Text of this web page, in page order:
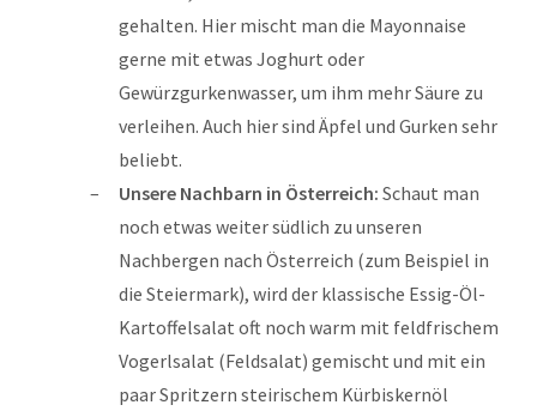
gehalten. Hier mischt man die Mayonnaise
gerne mit etwas Joghurt oder
Gewürzgurkenwasser, um ihm mehr Säure zu
verleihen. Auch hier sind Äpfel und Gurken sehr
beliebt.
Unsere Nachbarn in Österreich: Schaut man
noch etwas weiter südlich zu unseren
Nachbergen nach Österreich (zum Beispiel in
die Steiermark), wird der klassische Essig-Öl-
Kartoffelsalat oft noch warm mit feldfrischem
Vogerlsalat (Feldsalat) gemischt und mit ein
paar Spritzern steirischem Kürbiskernöl